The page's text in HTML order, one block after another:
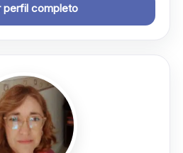
perfil completo